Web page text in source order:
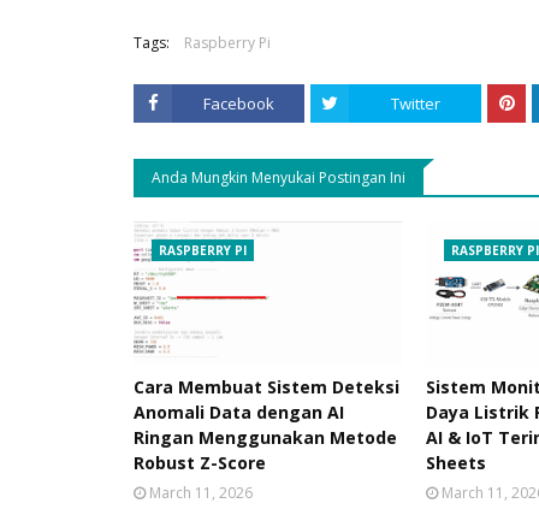
Tags: Raspberry Pi
Facebook Twitter
Anda Mungkin Menyukai Postingan Ini
RASPBERRY PI
Cara Membuat Sistem Deteksi
Anomali Data dengan AI
Ringan Menggunakan Metode
Robust Z-Score
March 11, 2026
RASPBERRY PI
Sistem
Daya Listrik
AI & IoT
Sheets
March 11,